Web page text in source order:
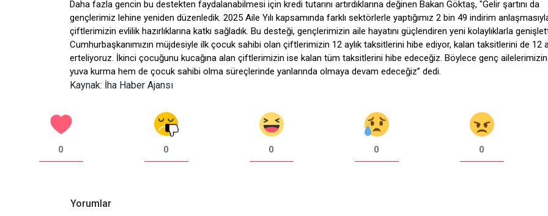
Daha fazla gencin bu destekten faydalanabilmesi için kredi tutarını artırdıklarına değinen Bakan Göktaş, "Gelir şartını da
gençlerimiz lehine yeniden düzenledik. 2025 Aile Yılı kapsamında farklı sektörlerle yaptığımız 2 bin 49 indirim
çiftlerimizin evlilik hazırlıklarına katkı sağladık. Bu desteği, gençlerimizin aile hayatını güçlendiren yeni kolaylıklarla
Cumhurbaşkanımızın müjdesiyle ilk çocuk sahibi olan çiftlerimizin 12 aylık taksitlerini hibe ediyor, kalan taksitlerini de 12
erteliyoruz. İkinci çocuğunu kucağına alan çiftlerimizin ise kalan tüm taksitlerini hibe edeceğiz. Böylece genç
yuva kurma hem de çocuk sahibi olma süreçlerinde yanlarında olmaya devam edeceğiz’’ dedi.
Kaynak: İha Haber Ajansı
0 0 0 0 0
Yorumlar